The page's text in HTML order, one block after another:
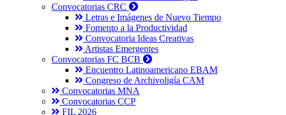
Convocatorias CRC
Letras e Imágenes de Nuevo Tiempo
Fomento a la Productividad
Convocatoria Ideas Creativas
Artistas Emergentes
Convocatorias FC BCB
Encuentro Latinoamericano EBAM
Congreso de Archivoligía CAM
Convocatorias MNA
Convocatorias CCP
FIL 2026